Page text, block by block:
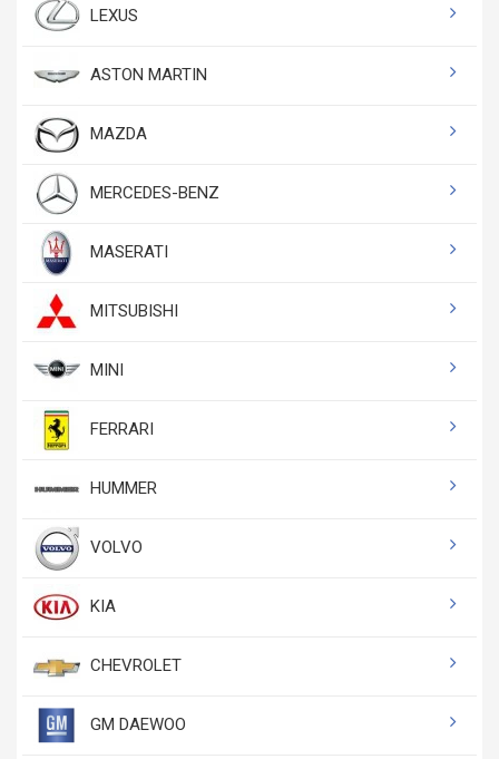
LEXUS
ASTON MARTIN
MAZDA
MERCEDES-BENZ
MASERATI
MITSUBISHI
MINI
FERRARI
HUMMER
VOLVO
KIA
CHEVROLET
GM DAEWOO